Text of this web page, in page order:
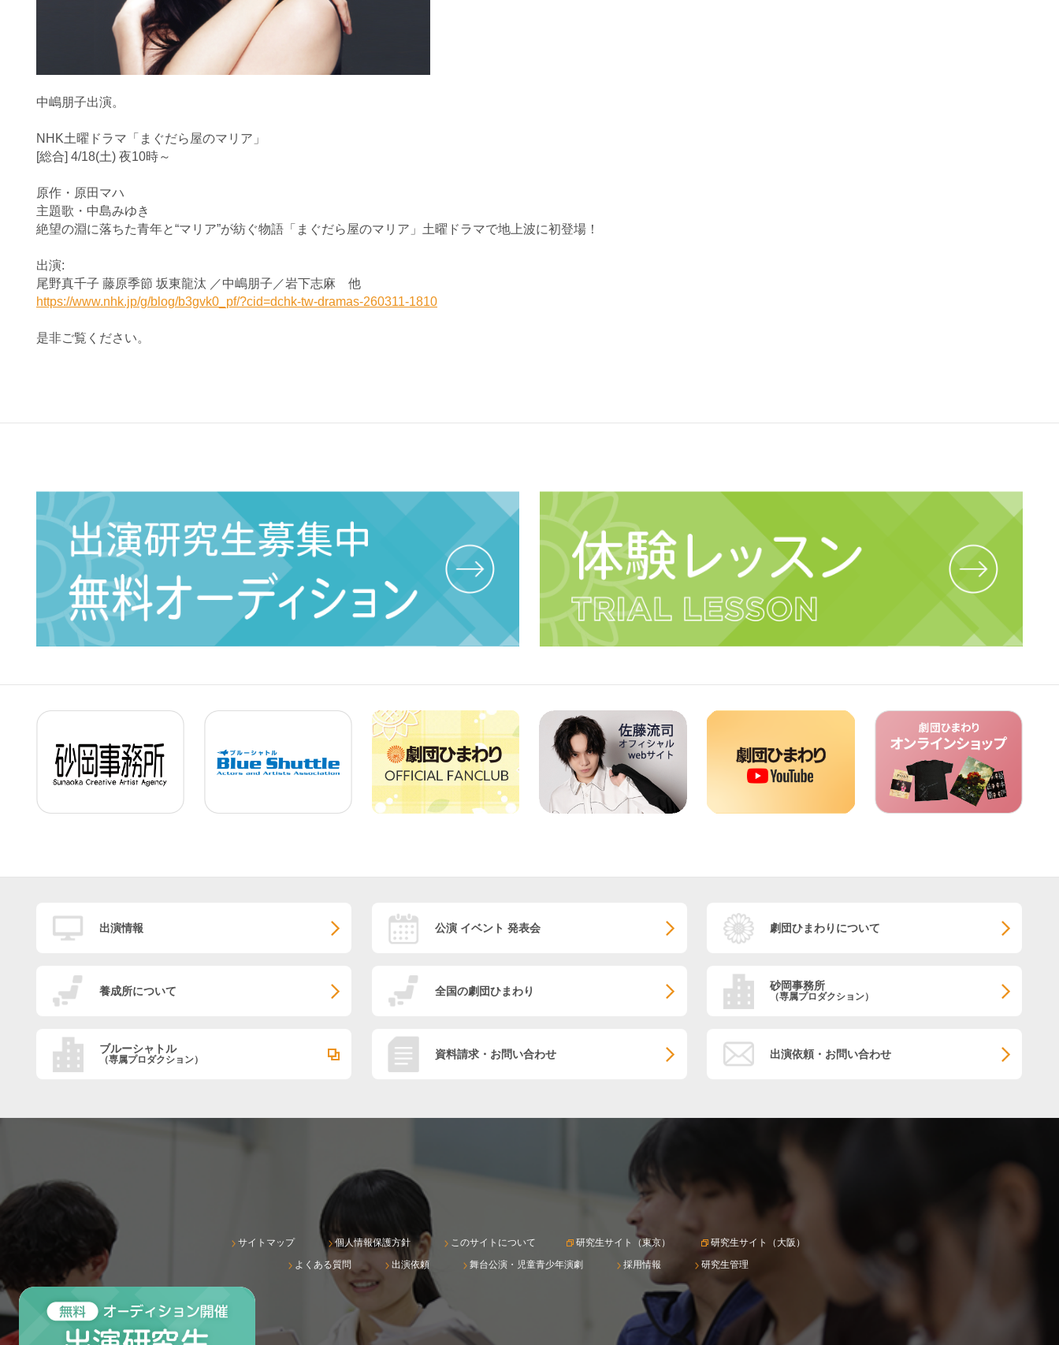
中嶋朋子出演。
NHK土曜ドラマ「まぐだら屋のマリア」
[総合] 4/18(土) 夜10時～
原作・原田マハ
主題歌・中島みゆき
絶望の淵に落ちた青年と“マリア”が紡ぐ物語「 まぐだら屋のマリア」土曜ドラマで地上波に初登場！
出演:
尾野真千子 藤原季節 坂東龍汰 ／中嶋朋子／岩下志麻 他
https://www.nhk.jp/g/blog/b3gvk0_pf/?cid=dchk-tw-dramas-260311-1810
是非ご覧ください。
出演情報 公演 イベント 発表会 劇団ひまわりについて
養成所について 全国の劇団ひまわり 砂岡事務所
（専属プロダクション）
ブルーシャトル
（専属プロダクション） 資料請求・お問い合わせ 出演依頼・お問い合わせ
サイトマップ 個人情報保護方針 このサイトについて 研究生サイト（東京）
研究生サイト（大阪）
よくある質問
出演依頼 舞台公演・児童青少年演劇 採用情報 研究生管理